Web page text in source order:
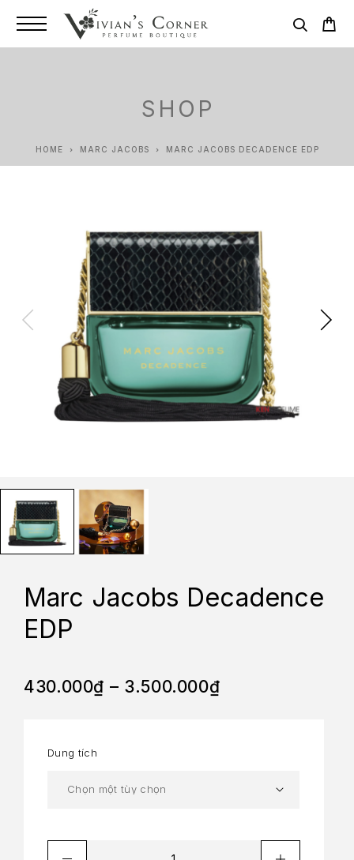
SHOP
HOME MARC JACOBS MARC JACOBS DECADENCE EDP
Marc Jacobs Decadence
EDP
430.000₫ – 3.500.000₫
Dung tích